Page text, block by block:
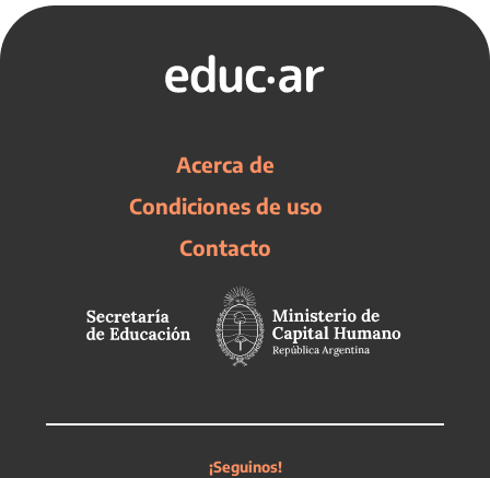
Acerca de
Condiciones de uso
Contacto
¡Seguinos!